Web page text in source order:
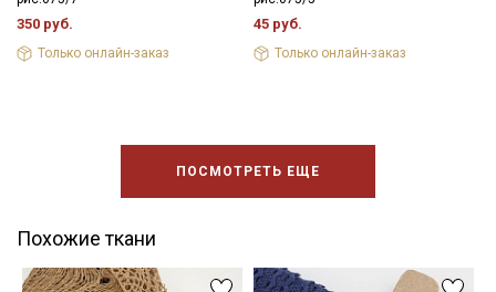
350 руб.
Только онлайн-заказ
45 руб.
Только онлайн-заказ
ПОСМОТРЕТЬ ЕЩЕ
Похожие ткани